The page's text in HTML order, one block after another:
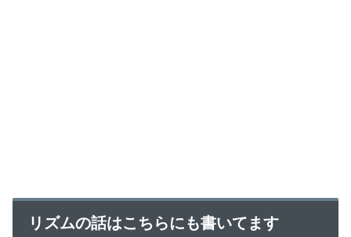
リズムの話はこちらにも書いてます